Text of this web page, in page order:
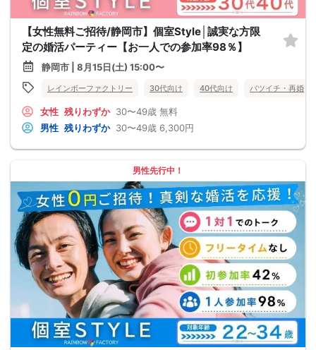
【女性無料ご招待/静岡市】個室Style│誠実な方限
定の婚活パーティー【お一人での参加率98％】
静岡市 | 8月15日(土) 15:00〜
レインボーファクトリー 30代向け 40代向け バツイチ・再婚
女性 残りわずか 30〜49歳 無料
男性 残りわずか 30〜49歳 6,300円
男性先行中！